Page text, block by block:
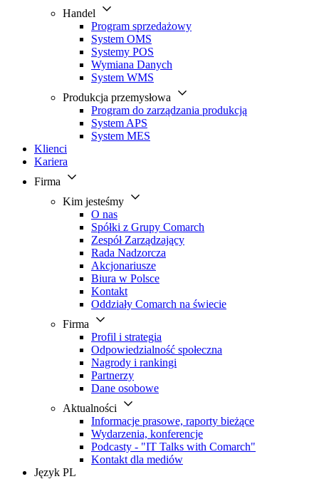
Handel
Program sprzedażowy
System OMS
Systemy POS
Wymiana Danych
System WMS
Produkcja przemysłowa
Program do zarządzania produkcją
System APS
System MES
Klienci
Kariera
Firma
Kim jesteśmy
O nas
Spółki z Grupy Comarch
Zespół Zarządzający
Rada Nadzorcza
Akcjonariusze
Biura w Polsce
Kontakt
Oddziały Comarch na świecie
Firma
Profil i strategia
Odpowiedzialność społeczna
Nagrody i rankingi
Partnerzy
Dane osobowe
Aktualności
Informacje prasowe, raporty bieżące
Wydarzenia, konferencje
Podcasty - "IT Talks with Comarch"
Kontakt dla mediów
Język PL